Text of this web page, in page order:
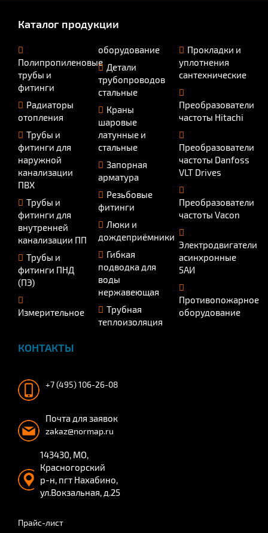
Каталог продукции
Полипропиленовые
трубы и
фитинги
Радиаторы
отопления
Трубы и
фитинги для
наружной
канализации
ПВХ
Трубы и
фитинги для
внутренней
канализации ПП
Трубы и
фитинги ПНД
(ПЭ)
Измерительное
оборудование
Детали
трубопроводов
стальные
Краны
шаровые
латунные и
стальные
Запорная
арматура
Резьбовые
фитинги
Люки и
дождеприёмники
Гибкая
подводка для
воды
нержавеющая
Трубная
теплоизоляция
Прокладки и
уплотнения
сантехнические
Преобразователи
частоты Hitachi
Преобразователи
частоты Danfoss
VLT Drives
Преобразователи
частоты Vacon
Электродвигатели
асинхронные
5АИ
Противопожарное
оборудование
КОНТАКТЫ
+7 (495) 106-26-08
Почта для заявок
zakaz@normap.ru
143430, МО,
Красногорский
р-н, пгт Нахабино,
ул.Вокзальная, д.25
Прайс-лист